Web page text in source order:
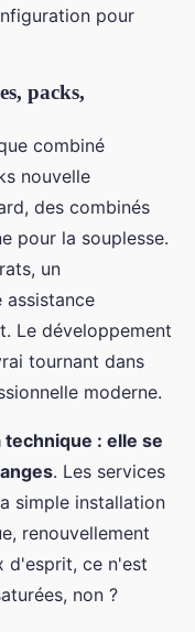
pour
packs,
combiné
nouvelle
des combinés
pour la souplesse.
un
assistance
Le développement
tournant dans
moderne.
: elle se
. Les services
simple installation
renouvellement
d'esprit, ce n'est
non ?